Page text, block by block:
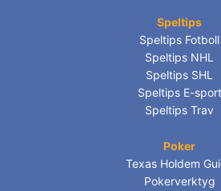
Speltips
Speltips Fotboll
Speltips NHL
Speltips SHL
Speltips E-sport
Speltips Trav
Poker
Texas Holdem
Pokerverktyg